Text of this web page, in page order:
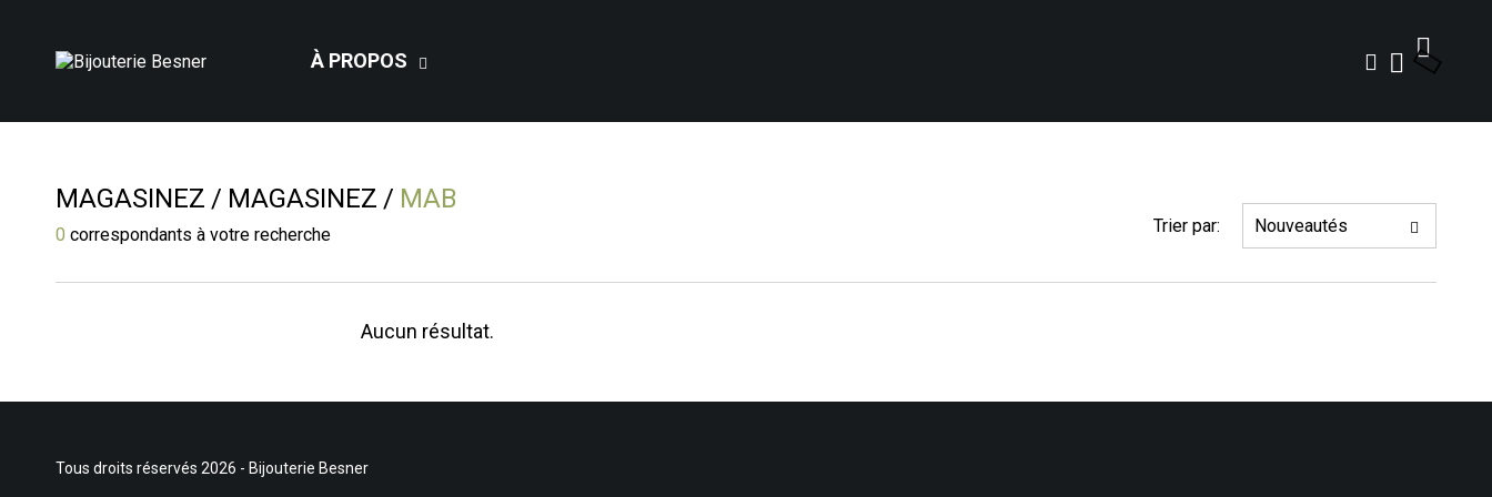
À PROPOS
MAGASINEZ MAGASINEZ MAB
0 correspondants à votre recherche Trier par:
Aucun résultat.
Tous droits réservés 2026 - Bijouterie Besner